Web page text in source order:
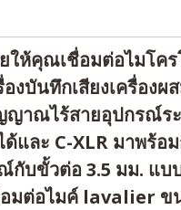
ห้คุณเชื่อมต่อไมโค
บันทึกเสียงเครื่องผ
าณไร้สายอุปกรณ์ร
ละ C-XLR มาพร้อ
บขั้วต่อ 3.5 มม. แ
ต่อไมค์ lavalier ข